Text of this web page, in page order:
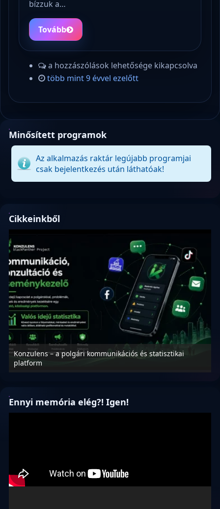
bízzuk a…
Tovább
a hozzászólások lehetősége kikapcsolva
több mint 9 évvel ezelőtt
Minősített programok
Az alkalmazás raktár legújabb programjai
csak bejelentkezés után láthatóak!
Cikkeinkből
Konzulens – a polgári kommunikációs és statisztikai
platform
Ennyi memória elég?! Igen!